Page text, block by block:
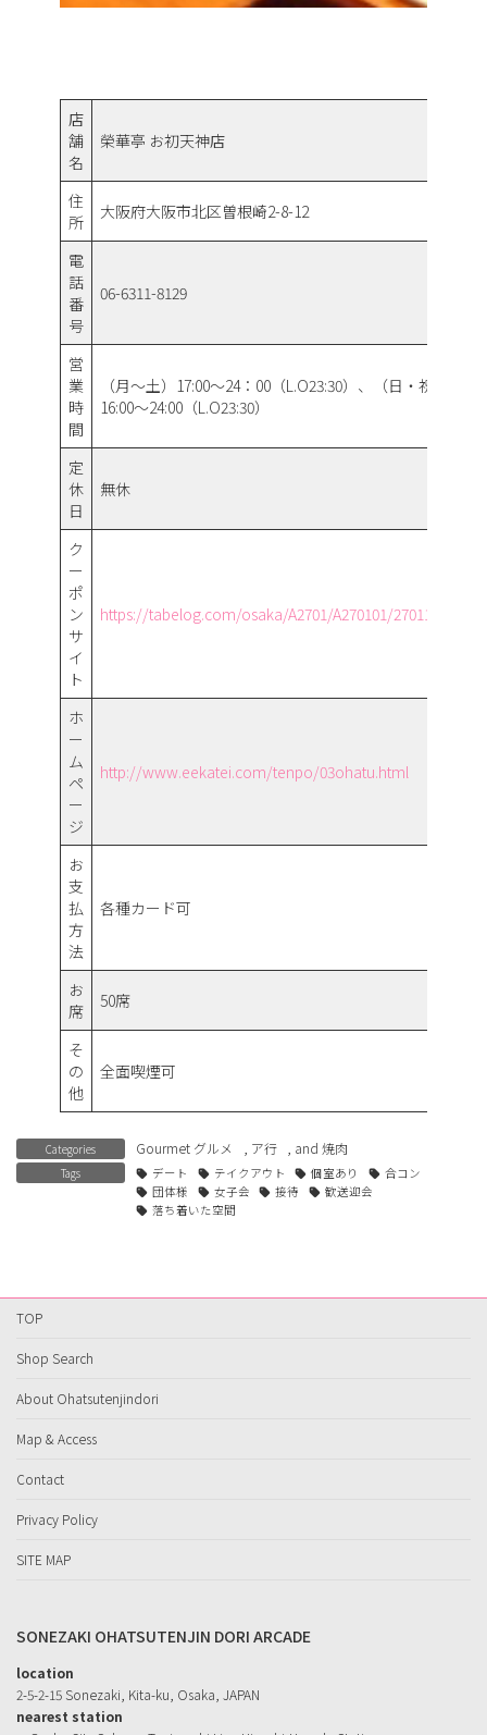
店
舗
名
榮華亭 お初天神店
住
所
大阪府大阪市北区曽根崎2-8-12
電
話
番
号
06-6311-8129
営
業
時
間
（月～土）17:00～24：00（L.O23:30）、（日・祝）
16:00～24:00（L.O23:30）
定
休
日
無休
ク
ー
ポ
ン
サ
イ
ト
https://tabelog.com/osaka/A2701/A270101/27011648/
ホ
ー
ム
ペ
ー
ジ
http://www.eekatei.com/tenpo/03ohatu.html
お
支
払
方
法
各種カード可
お
席
50席
そ
の
他
全面喫煙可
Categories Gourmet グルメ ア行 , and焼肉
Tags デート テイクアウト 個室あり
合コン
団体様
女子会 接待
歓送迎会
落ち着いた空間
TOP
Shop Search
About Ohatsutenjindori
Map & Access
Contact
Privacy Policy
SITE MAP
SONEZAKI OHATSUTENJIN DORI ARCADE
location
2-5-2-15 Sonezaki, Kita-ku, Osaka, JAPAN
nearest station